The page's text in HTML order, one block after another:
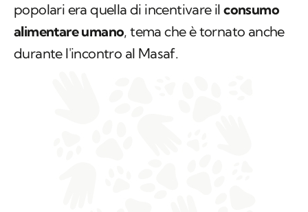
popolari era quella di incentivare ilconsumo
alimentare umano, tema che è tornato anche
durante l'incontro al Masaf.